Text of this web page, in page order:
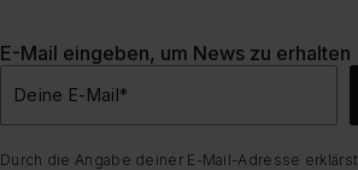
E-Mail eingeben, um News zu erhalten
Deine E-Mail*
Durch die Angabe deiner E-Mail-Adresse